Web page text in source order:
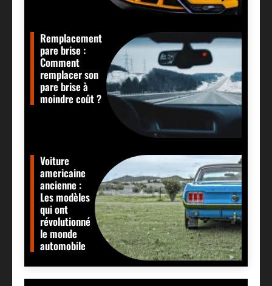
Remplacement
pare brise :
Comment
remplacer son
pare brise à
moindre coût ?
Voiture
americaine
ancienne :
Les modèles
qui ont
révolutionné
le monde
automobile